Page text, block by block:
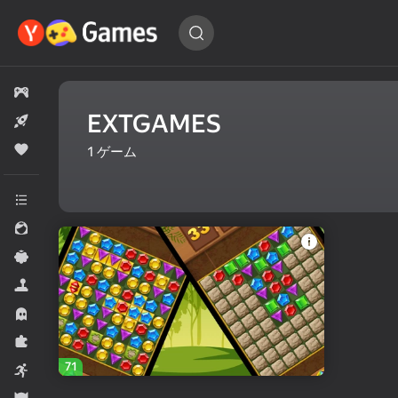
ゲ
ー
を
す…
すべてのゲーム
女子のため
カジュアル
シミュレーター
ホラー
パズル
アーケード
EXTGAMES
1 ゲーム
71